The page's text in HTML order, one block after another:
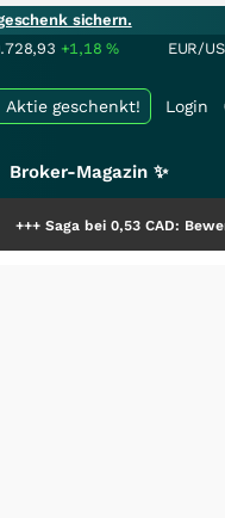
sichern.
+1,18% EUR/
Login
Aktie geschenkt!
Broker-Magazin ✨
0,53 CAD: Bewertet der